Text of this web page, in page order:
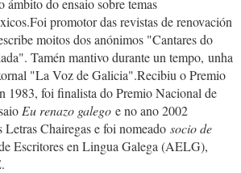
ámbito do ensaio sobre temas
promotor das revistas de renovación
moitos dos anónimos "Cantares do
Tamén mantivo durante un tempo, unha
"La Voz de Galicia".Recibiu o Premio
1983, foi finalista do Premio Nacional de
Eu renazo galego e no ano 2002
Chairegas e foi nomeado socio de
Escritores en Lingua Galega (AELG),